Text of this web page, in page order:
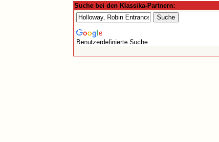
Suche bei den Klassika-Partnern:
Benutzerdefinierte Suche